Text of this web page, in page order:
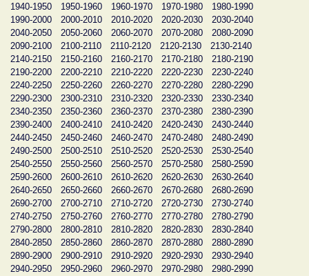
1940-1950
1950-1960 1960-1970 1970-1980
1980-1990
1990-2000
2000-2010 2010-2020 2020-2030
2030-2040
2040-2050
2050-2060 2060-2070 2070-2080
2080-2090
2090-2100
2100-2110 2110-2120 2120-2130
2130-2140
2140-2150
2150-2160 2160-2170 2170-2180
2180-2190
2190-2200
2200-2210 2210-2220 2220-2230
2230-2240
2240-2250
2250-2260 2260-2270 2270-2280
2280-2290
2290-2300
2300-2310 2310-2320 2320-2330
2330-2340
2340-2350
2350-2360 2360-2370 2370-2380
2380-2390
2390-2400
2400-2410 2410-2420 2420-2430
2430-2440
2440-2450
2450-2460 2460-2470 2470-2480
2480-2490
2490-2500
2500-2510 2510-2520 2520-2530
2530-2540
2540-2550
2550-2560 2560-2570 2570-2580
2580-2590
2590-2600
2600-2610 2610-2620 2620-2630
2630-2640
2640-2650
2650-2660 2660-2670 2670-2680
2680-2690
2690-2700
2700-2710 2710-2720 2720-2730
2730-2740
2740-2750
2750-2760 2760-2770 2770-2780
2780-2790
2790-2800
2800-2810 2810-2820 2820-2830
2830-2840
2840-2850
2850-2860 2860-2870 2870-2880
2880-2890
2890-2900
2900-2910 2910-2920 2920-2930
2930-2940
2940-2950
2950-2960 2960-2970 2970-2980
2980-2990